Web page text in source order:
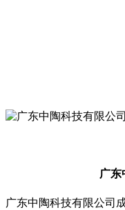
广东
广东中陶科技有限公司